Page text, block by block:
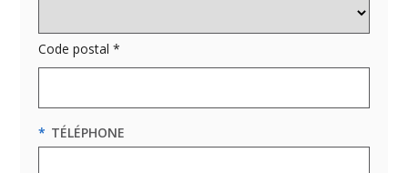
Code postal *
TÉLÉPHONE
*